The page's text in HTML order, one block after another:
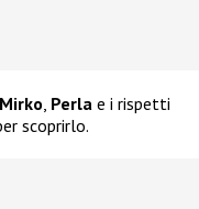
Mirko, Perla e i rispetti
scoprirlo.